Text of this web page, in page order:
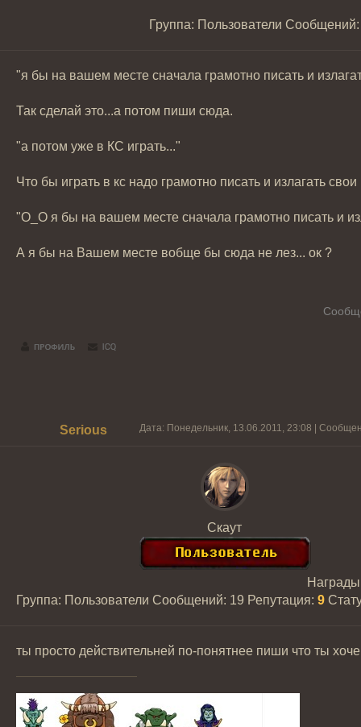
Группа: Пользователи
"я бы на вашем месте сначала грамотно писать и
Так сделай это...а потом пиши сюда.
"а потом уже в КС играть..."
Что бы играть в кс надо грамотно писать и излагать
"О_О я бы на вашем месте сначала грамотно писать и
А я бы на Вашем месте вобще бы сюда не лез... ок ?
Serious Дата: Понедельник, 13.06.2011, 23:08 |
Скаут
Группа: Пользователи Сообщений: 19 Репутация: 9
ты просто действительней по-понятнее пиши что ты